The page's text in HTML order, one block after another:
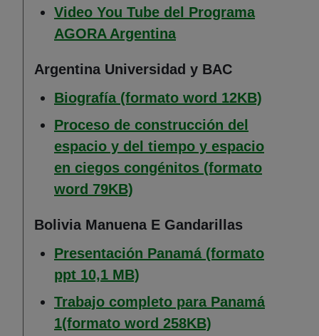
Video You Tube del Programa
AGORA Argentina(Abre en nueva
Argentina Universidad y BAC
Biografía (formato word 12KB)
Proceso de construcción del
espacio y del tiempo y espacio
en ciegos congénitos (formato
word 79KB)
Bolivia Manuena E Gandarillas
Presentación Panamá (formato
ppt 10,1 MB)
Trabajo completo para Panamá
1(formato word 258KB)